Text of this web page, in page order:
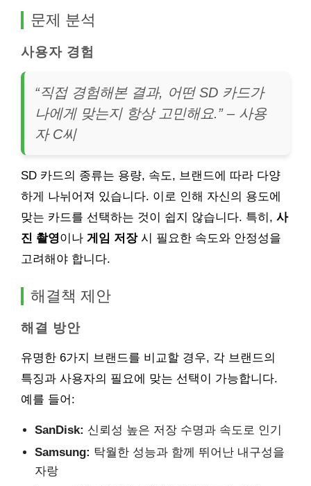
문제 분석
사용자 경험
“직접 경험해본 결과, 어떤 SD 카드가
나에게 맞는지 항상 고민해요.” – 사용
자 C씨
SD 카드의 종류는 용량, 속도, 브랜드에 따라 다양
하게 나뉘어져 있습니다. 이로 인해 자신의 용도에
맞는 카드를 선택하는 것이 쉽지 않습니다. 특히, 사
진 촬영이나 게임 저장시 필요한 속도와 안정성을
고려해야 합니다.
해결책 제안
해결 방안
유명한 6가지 브랜드를 비교할 경우, 각 브랜드의
특징과 사용자의 필요에 맞는 선택이 가능합니다.
예를 들어:
SanDisk: 신뢰성 높은 저장 수명과 속도로 인기
Samsung: 탁월한 성능과 함께 뛰어난 내구성을
자랑